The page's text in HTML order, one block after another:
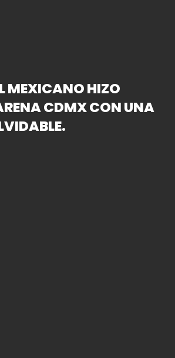
MEXICANO HIZO
CDMX CON UNA